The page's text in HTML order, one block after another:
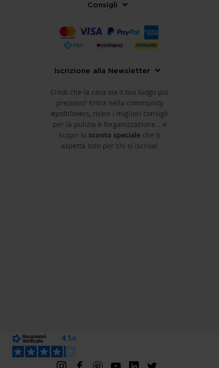
Consigli
Iscrizione alla Newsletter
Credi che la casa sia il tuo luogo più
prezioso? Entra nella community
#poltilovers, ricevi i migliori consigli
per la pulizia e l’organizzazione… e
scopri lo sconto speciale che ti
aspetta solo per chi si iscrive!